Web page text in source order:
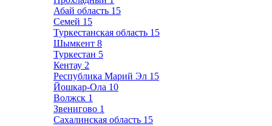
Абай область 15
Семей 15
Туркестанская область 15
Шымкент 8
Туркестан 5
Кентау 2
Республика Марий Эл 15
Йошкар-Ола 10
Волжск 1
Звенигово 1
Сахалинская область 15